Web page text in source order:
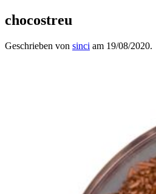
chocostreu
Geschrieben von sinci am 19/08/2020.